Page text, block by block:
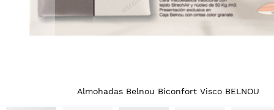
Almohadas Belnou Biconfort Visco BELNOU